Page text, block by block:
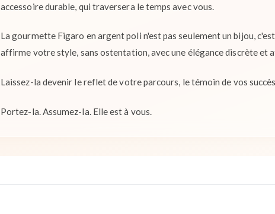
accessoire durable, qui traversera le temps avec vous.
La gourmette Figaro en argent poli n'est pas seulement un bijou,
affirme votre style, sans ostentation, avec une élégance discrète et
Laissez-la devenir le reflet de votre parcours, le témoin de vos
Portez-la. Assumez-la. Elle est à vous.